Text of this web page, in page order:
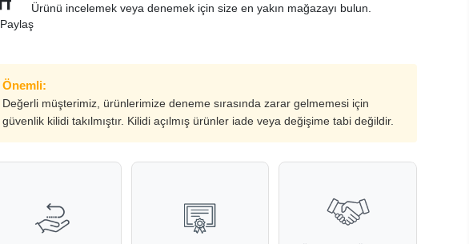
Ürünü incelemek veya denemek için size en yakın mağazayı bulun.
Paylaş
Önemli:
Değerli müşterimiz, ürünlerimize deneme sırasında zarar gelmemesi için
güvenlik kilidi takılmıştır. Kilidi açılmış ürünler iade veya değişime tabi değildir.